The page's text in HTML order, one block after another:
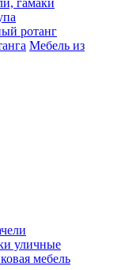
гамаки
ротанг
Мебель из
уличные
мебель